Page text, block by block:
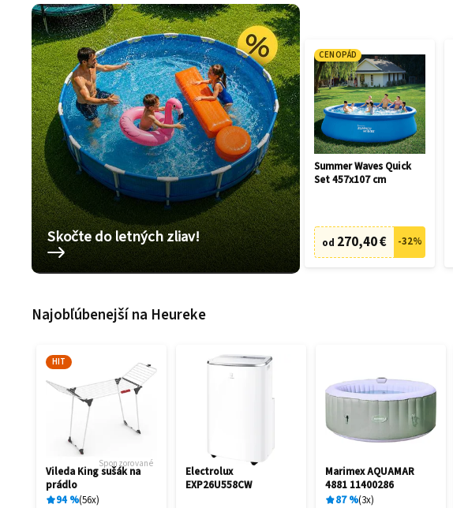
Skočte do letných zliav!
CENOPÁD
Summer Waves Quick
Set 457x107 cm
od 270,40 € -32%
Najobľúbenejší na Heureke
HIT
Sponzorované
Vileda King sušák na
prádlo
94% 56x
Electrolux
EXP26U558CW
Marimex AQUAMAR
4881 11400286
87% 3x